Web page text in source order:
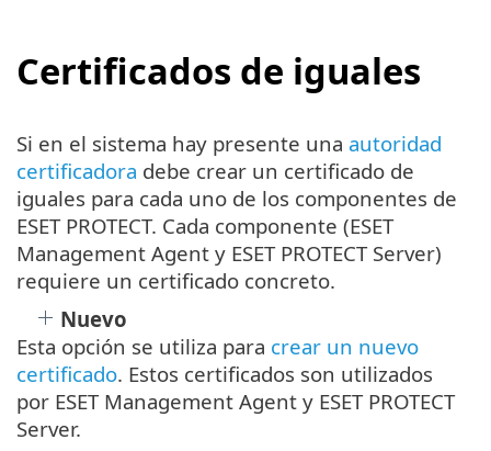
Certificados de iguales
Si en el sistema hay presente una autoridad
certificadora debe crear un certificado de
iguales para cada uno de los componentes de
ESET PROTECT. Cada componente (ESET
Management Agent y ESET PROTECT Server)
requiere un certificado concreto.
Nuevo
Esta opción se utiliza para crear un nuevo
certificado. Estos certificados son utilizados
por ESET Management Agent y ESET PROTECT
Server.